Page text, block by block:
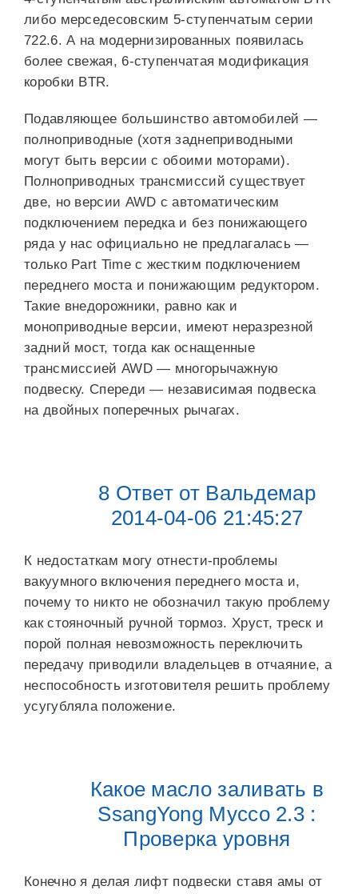
либо мерседесовским 5-ступенчатым серии
722.6. А на модернизированных появилась
более свежая, 6-ступенчатая модификация
коробки BTR.
Подавляющее большинство автомобилей —
полноприводные (хотя заднеприводными
могут быть версии с обоими моторами).
Полноприводных трансмиссий существует
две, но версии AWD с автоматическим
подключением передка и без понижающего
ряда у нас официально не предлагалась —
только Part Time с жестким подключением
переднего моста и понижающим редуктором.
Такие внедорожники, равно как и
моноприводные версии, имеют неразрезной
задний мост, тогда как ­оснащенные
трансмиссией AWD — многорычажную
подвеску. Спереди — независимая подвеска
на двойных ­поперечных рычагах.
8 Ответ от Вальдемар
2014-04-06 21:45:27
К недостаткам могу отнести-проблемы
вакуумного включения переднего моста и,
почему то никто не обозначил такую проблему
как стояночный ручной тормоз. Хруст, треск и
порой полная невозможность переключить
передачу приводили владельцев в отчаяние, а
неспособность изготовителя решить проблему
усугубляла положение.
Какое масло заливать в
SsangYong Муссо 2.3 :
Проверка уровня
Конечно я делая лифт подвески ставя амы от